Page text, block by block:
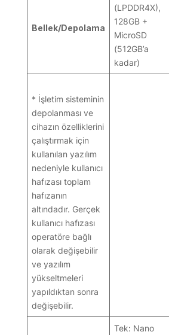
Bellek/Depolama
(LPDDR4X),
128GB +
MicroSD
(512GB’a
kadar)
* İşletim sisteminin
depolanması ve
cihazın özelliklerini
çalıştırmak için
kullanılan yazılım
nedeniyle kullanıcı
hafızası toplam
hafızanın
altındadır. Gerçek
kullanıcı hafızası
operatöre bağlı
olarak değişebilir
ve yazılım
yükseltmeleri
yapıldıktan sonra
değişebilir.
Tek: Nano